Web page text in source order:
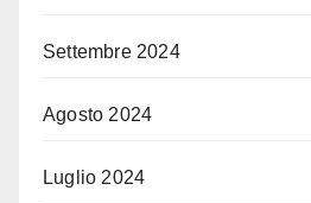
Settembre 2024
Agosto 2024
Luglio 2024